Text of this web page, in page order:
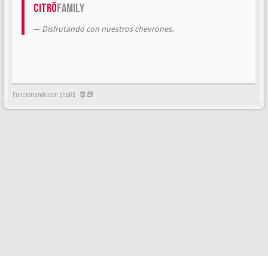
CitröFamily
Disfrutando con nuestros chevrones.
Funcionando con phpBB -